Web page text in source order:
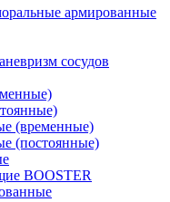
армированные
сосудов
(временные)
(постоянные)
BOOSTER